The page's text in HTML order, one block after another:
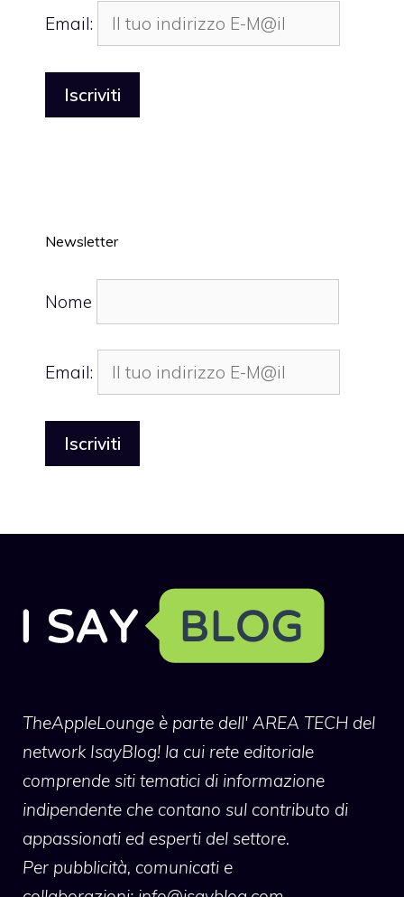
Email:
Newsletter
Nome
Email:
TheAppleLounge è parte dell' AREA TECH del
network IsayBlog! la cui rete editoriale
comprende siti tematici di informazione
indipendente che contano sul contributo di
appassionati ed esperti del settore.
Per pubblicità, comunicati e